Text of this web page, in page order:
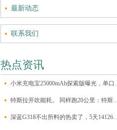
最新动态
联系我们
热点资讯
小米充电宝
特斯拉开吹能耗。 同样跑20公里
深蓝G318不出所料的热卖了，5天